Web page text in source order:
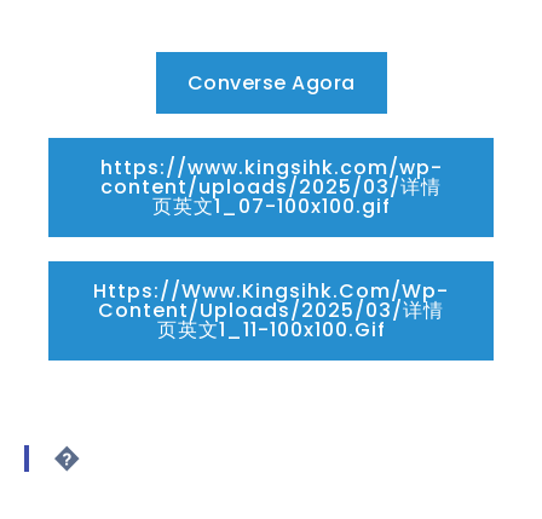
Converse Agora
https://www.kingsihk.com/wp-
content/uploads/2025/03/详情
页英文1_07-100x100.gif
Https://www.kingsihk.com/wp-
Content/uploads/2025/03/详情
页英文1_11-100x100.gif
�